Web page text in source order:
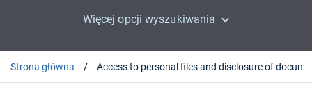
Więcej opcji wyszukiwania
Strona główna